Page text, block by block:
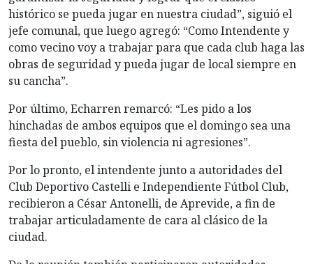
histórico se pueda jugar en nuestra ciudad”, siguió el
jefe comunal, que luego agregó: “Como Intendente y
como vecino voy a trabajar para que cada club haga las
obras de seguridad y pueda jugar de local siempre en
su cancha”.
Por último, Echarren remarcó: “Les pido a los
hinchadas de ambos equipos que el domingo sea una
fiesta del pueblo, sin violencia ni agresiones”.
Por lo pronto, el intendente junto a autoridades del
Club Deportivo Castelli e Independiente Fútbol Club,
recibieron a César Antonelli, de Aprevide, a fin de
trabajar articuladamente de cara al clásico de la
ciudad.